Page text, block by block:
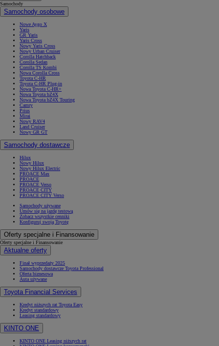
Samochody
Samochody osobowe
Nowe Aygo X
Yaris
GR Yaris
Yaris Cross
Nowy Yaris Cross
Nowy Urban Cruiser
Corolla Hatchback
Corolla Sedan
Corolla TS Kombi
Nowa Corolla Cross
Toyota C-HR
Toyota C-HR Plug-in
Nowa Toyota C-HR+
Nowa Toyota bZ4X
Nowa Toyota bZ4X Touring
Camry
Prius
Mirai
Nowy RAV4
Land Cruiser
Nowy GR GT
Samochody dostawcze
Hilux
Nowy Hilux
Nowy Hilux Electric
PROACE Max
PROACE
PROACE Verso
PROACE CITY
PROACE CITY Verso
Samochody używane
Umów się na jazdę testową
Zobacz wszystkie cenniki
Konfiguruj swoją Toyotę
Oferty specjalne i Finansowanie
Oferty specjalne i Finansowanie
Aktualne oferty
Finał wyprzedaży 2025
Samochody dostawcze Toyota Professional
Oferta biznesowa
Auta używane
Toyota Financial Services
Kredyt niższych rat Toyota Easy
Kredyt standardowy
Leasing standardowy
KINTO ONE
KINTO ONE Leasing niższych rat